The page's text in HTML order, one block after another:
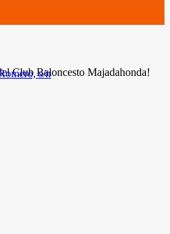
Club Baloncesto Majadahonda!
s/n